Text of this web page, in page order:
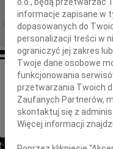
REGION: Kraków
DATA EMISJI: 14.11.2022
informacje zapisane w
dopasowanych do
personalizacji treści w
ograniczyć jej zakres
Twoje dane osobowe
funkcjonowania
przetwarzania Twoich
Zaufanych Partnerów,
skontaktuj się z
Więcej informacji